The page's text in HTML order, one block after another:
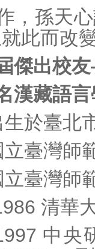
，孫天
此而改
傑出校
漢藏語
於臺北
臺灣師
臺灣師
清華
中央